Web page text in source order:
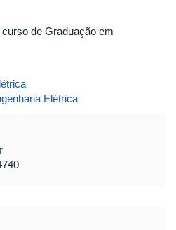
de Graduação em
Elétrica